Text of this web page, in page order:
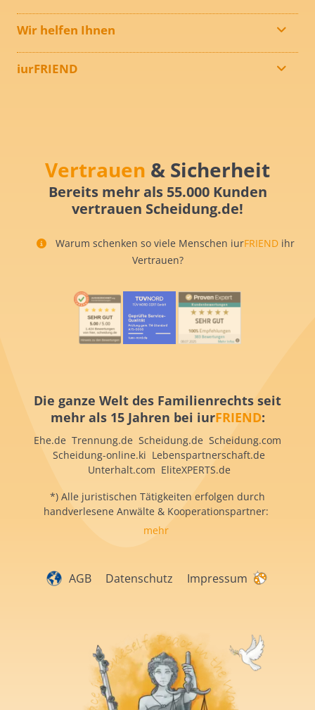
Wir helfen Ihnen
iurFRIEND
Vertrauen & Sicherheit
Bereits mehr als 55.000 Kunden
vertrauen Scheidung.de!
Warum schenken so viele Menschen iurFRIEND ihr
Vertrauen?
Die ganze Welt des Familienrechts seit
mehr als 15 Jahren bei iurFRIEND:
Ehe.de Trennung.de Scheidung.de Scheidung.com
Scheidung-online.ki Lebenspartnerschaft.de
Unterhalt.com EliteXPERTS.de
*) Alle juristischen Tätigkeiten erfolgen durch
handverlesene Anwälte & Kooperationspartner:
mehr
AGB Datenschutz Impressum